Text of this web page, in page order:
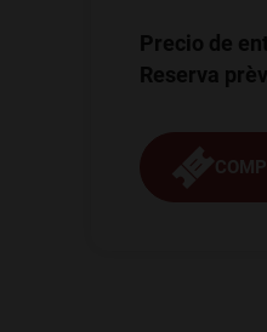
Precio de
Reserva